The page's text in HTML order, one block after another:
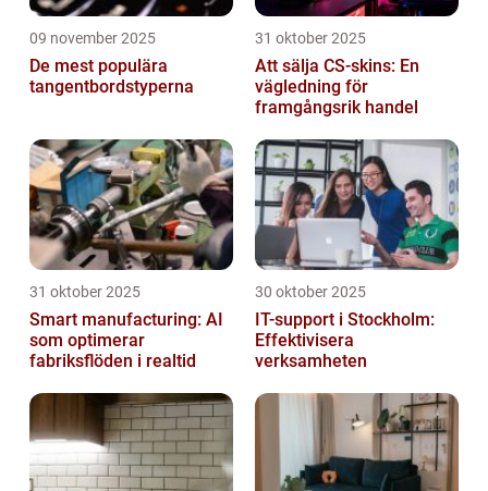
09 november 2025
De mest populära
tangentbordstyperna
31 oktober 2025
Att sälja CS-skins: En
vägledning för
framgångsrik handel
31 oktober 2025
Smart manufacturing: AI
som optimerar
fabriksflöden i realtid
30 oktober 2025
IT-support i Stockholm:
Effektivisera
verksamheten